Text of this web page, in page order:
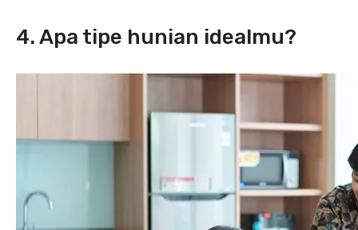
4. Apa tipe hunian idealmu?